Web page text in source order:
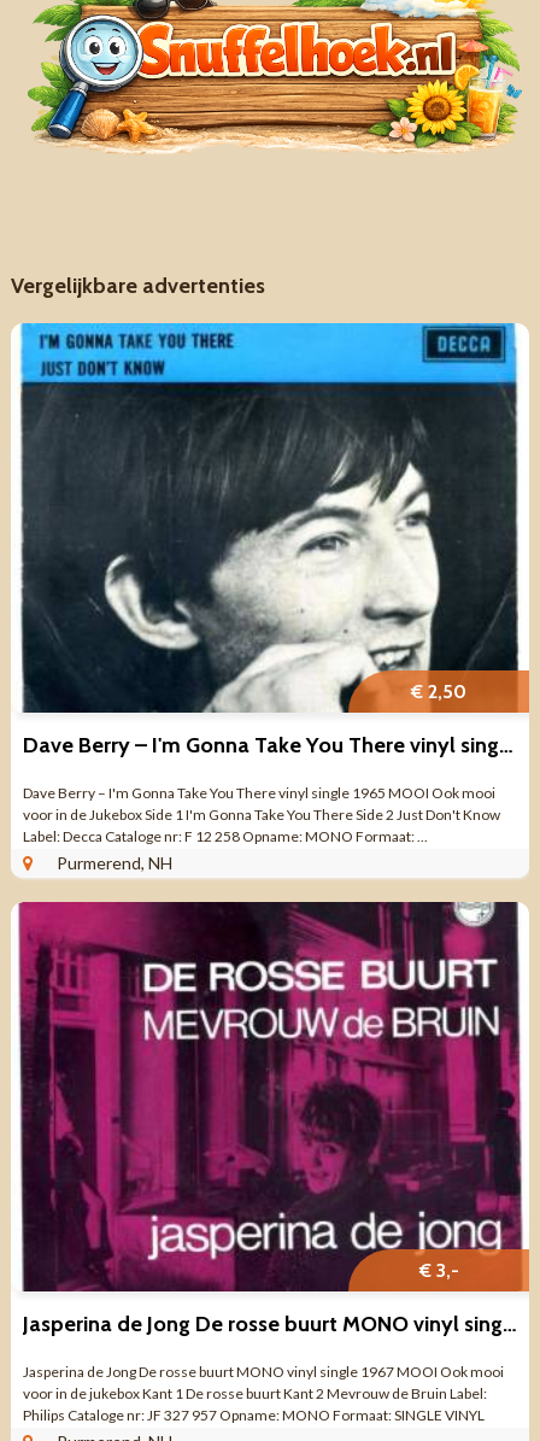
Vergelijkbare advertenties
€ 2,50
Dave Berry – I'm Gonna Take You There vinyl single 1965 MOOI
Dave Berry – I'm Gonna Take You There vinyl single 1965 MOOI Ook mooi
voor in de Jukebox Side 1 I'm Gonna Take You There Side 2 Just Don't Know
Label: Decca Cataloge nr: F 12 258 Opname: MONO Formaat: ...
Purmerend, NH
€ 3,-
Jasperina de Jong De rosse buurt MONO vinyl single 1967 ZGAN
Jasperina de Jong De rosse buurt MONO vinyl single 1967 MOOI Ook mooi
voor in de jukebox Kant 1 De rosse buurt Kant 2 Mevrouw de Bruin Label:
Philips Cataloge nr: JF 327 957 Opname: MONO Formaat: SINGLE VINYL
Toeren: 45 ...